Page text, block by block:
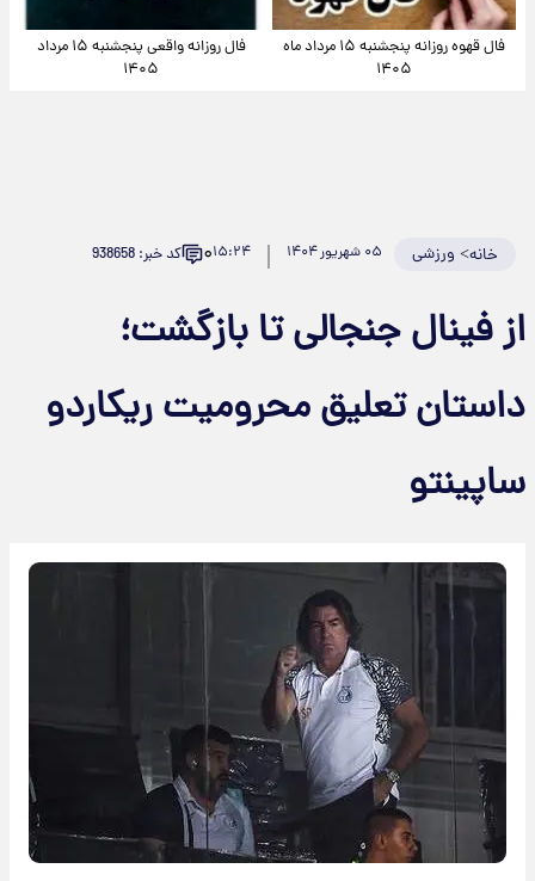
فال قهوه روزانه پنجشنبه ۱۵ مرداد ماه
۱۴۰۵
فال روزانه واقعی پنجشنبه ۱۵ مرداد
۱۴۰۵
خانه> ورزشی ۰۵ شهریور ۱۴۰۴ ۱۵:۲۴۰ کد خبر: 938658
از فینال جنجالی تا بازگشت؛
داستان تعلیق محرومیت ریکاردو
ساپینتو